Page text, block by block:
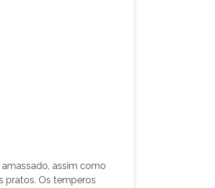
assim como
pratos. Os temperos